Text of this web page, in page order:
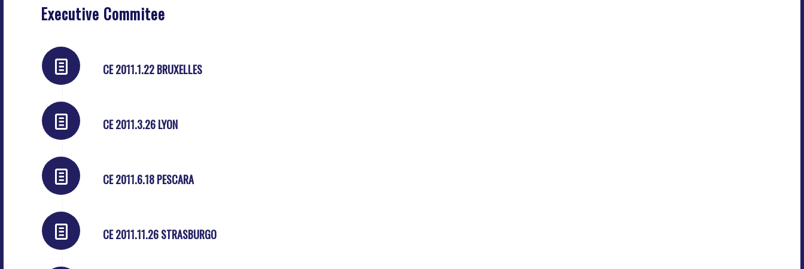
Executive Commitee
CE 2011.1.22 BRUXELLES
CE 2011.3.26 LYON
CE 2011.6.18 PESCARA
CE 2011.11.26 STRASBURGO